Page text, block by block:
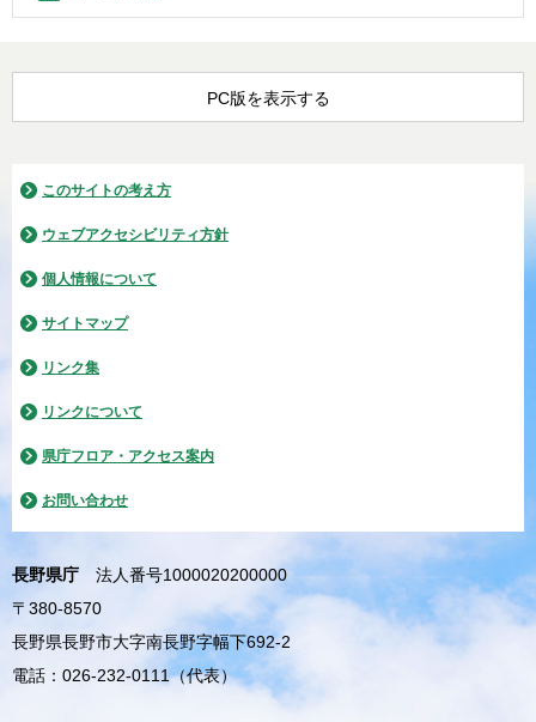
PC版を表示する
このサイトの考え方
ウェブアクセシビリティ方針
個人情報について
サイトマップ
リンク集
リンクについて
県庁フロア・アクセス案内
お問い合わせ
長野県庁
法人番号1000020200000
〒380-8570
長野県長野市大字南長野字幅下692-2
電話：026-232-0111（代表）